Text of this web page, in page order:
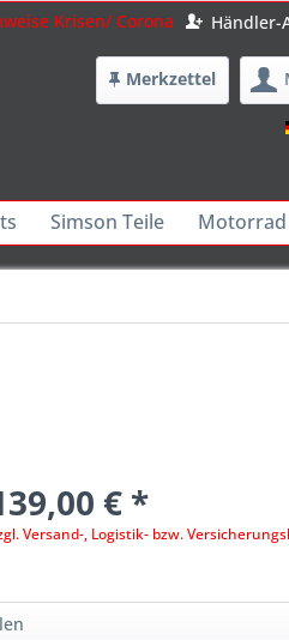
Krisen/ Corona Händler-
Merkzettel
Simson Teile Motorrad
€ *
Versand-, Logistik- bzw.